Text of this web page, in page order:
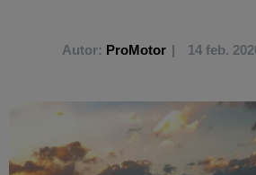
Autor: ProMotor 14 feb.